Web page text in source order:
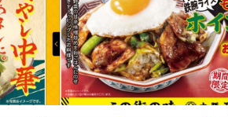
エンタメ クイズ
グルメ 地域
住まい 教育・育児
動物 リサーチ